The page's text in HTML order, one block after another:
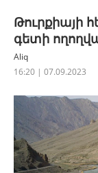
Թուրքիայի
գետի
Aliq
16:20 | 07.09.2023